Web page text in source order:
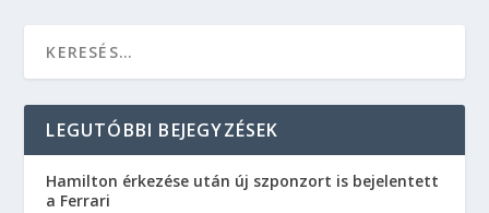
LEGUTÓBBI BEJEGYZÉSEK
Hamilton érkezése után új szponzort is bejelentett
a Ferrari